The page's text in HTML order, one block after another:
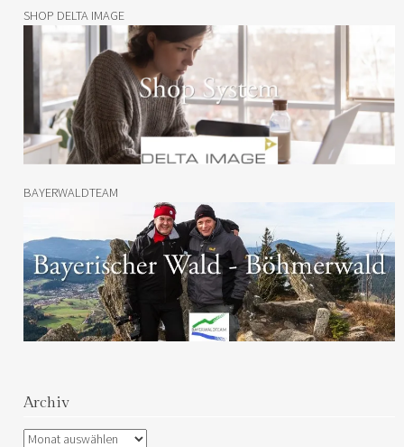
SHOP DELTA IMAGE
BAYERWALDTEAM
Archiv
Archiv